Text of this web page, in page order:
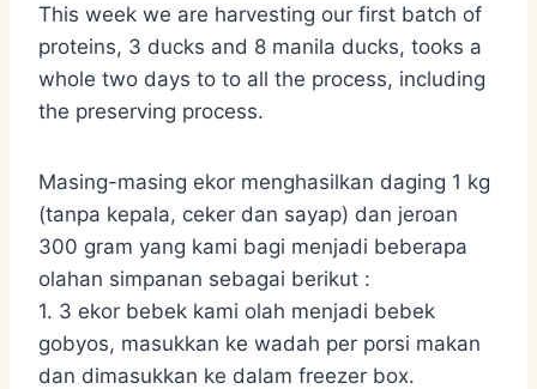
This week we are harvesting our first batch of
proteins, 3 ducks and 8 manila ducks, tooks a
whole two days to to all the process, including
the preserving process.
Masing-masing ekor menghasilkan daging 1 kg
(tanpa kepala, ceker dan sayap) dan jeroan
300 gram yang kami bagi menjadi beberapa
olahan simpanan sebagai berikut :
1. 3 ekor bebek kami olah menjadi bebek
gobyos, masukkan ke wadah per porsi makan
dan dimasukkan ke dalam freezer box.